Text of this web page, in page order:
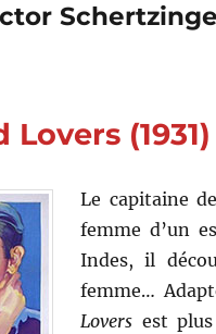
Lovers
Le capitaine
femme d’un
Indes, il
femme…
Lovers est